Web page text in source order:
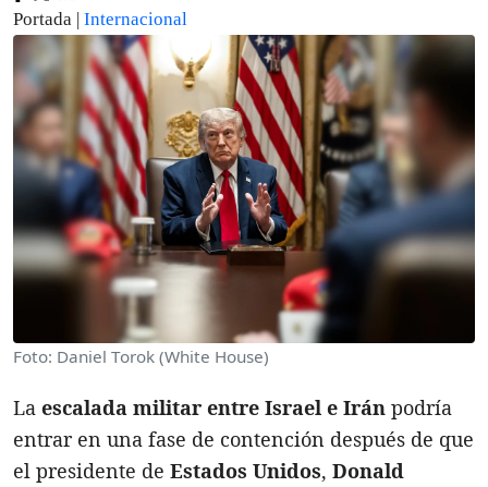
Portada | Internacional
Foto: Daniel Torok (White House)
La escalada militar entre Israel e Irán podría
entrar en una fase de contención después de que
el presidente de Estados Unidos, Donald